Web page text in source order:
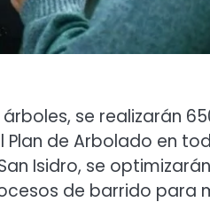
se realizarán
de Arbolado en
Isidro, se
de barrido para